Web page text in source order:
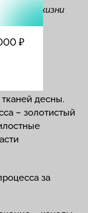
₽
угроза жизни
со
десны.
– золотистый
за